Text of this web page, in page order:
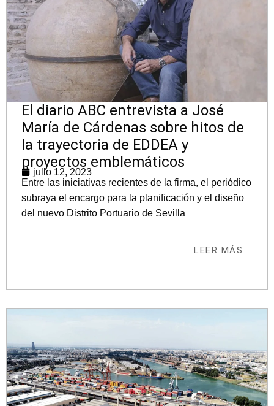
El diario ABC entrevista a José
María de Cárdenas sobre hitos de
la trayectoria de EDDEA y
proyectos emblemáticos
julio 12, 2023
Entre las iniciativas recientes de la firma, el periódico
subraya el encargo para la planificación y el diseño
del nuevo Distrito Portuario de Sevilla
LEER MÁS